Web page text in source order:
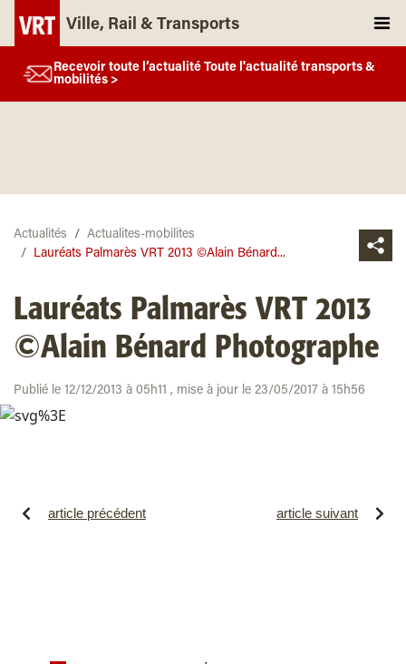
Ville, Rail & Transports
Recevoir toute l’actualité Toute l'actualité transports &
mobilités >
Actualités
Actualites-mobilites
Lauréats Palmarès VRT 2013 ©Alain Bénard...
Lauréats Palmarès VRT 2013
©Alain Bénard Photographe
Publié le 12/12/2013 à 05h11 , mise à jour le 23/05/2017 à 15h56
article précédent article suivant